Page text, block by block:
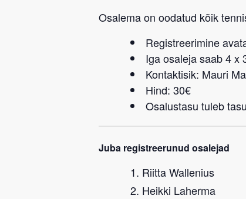
Osalema on oodatud kõik
Registreerimine
Iga osaleja saab 4 x
Kontaktisik: Mauri
Hind: 30€
Osalustasu tuleb
Juba registreerunud osalejad
Riitta Wallenius
Heikki Laherma